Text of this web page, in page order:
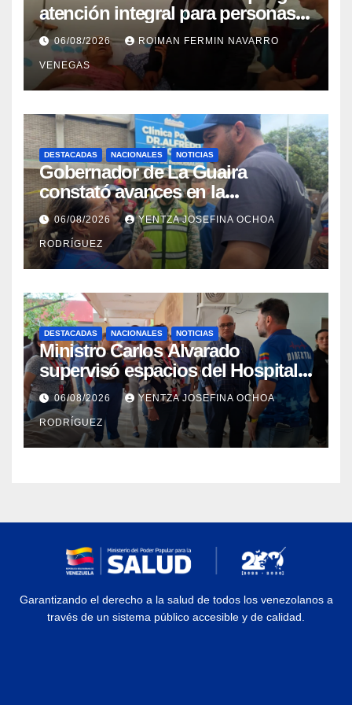
atención integral para personas
con discapacidad en
campamentos de La Guaira
06/08/2026 ROIMAN FERMIN NAVARRO
VENEGAS
DESTACADAS NACIONALES NOTICIAS
Gobernador de La Guaira
constató avances en la
rehabilitación del Hospitalito de
Catia la Mar
06/08/2026 YENTZA JOSEFINA OCHOA
RODRÍGUEZ
DESTACADAS NACIONALES NOTICIAS
Ministro Carlos Alvarado
supervisó espacios del Hospital
Dermatológico Dr. Martín Vegas
en La Guaira
06/08/2026 YENTZA JOSEFINA OCHOA
RODRÍGUEZ
Garantizando el derecho a la salud de todos los venezolanos a
través de un sistema público accesible y de calidad.